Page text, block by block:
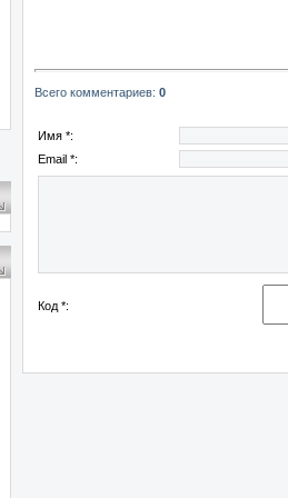
Всего комментариев: 0
Имя *:
Email *:
Код *: